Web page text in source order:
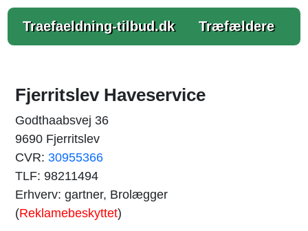
Traefaeldning-tilbud.dk Træfældere
Fjerritslev Haveservice
Godthaabsvej 36
9690 Fjerritslev
CVR: 30955366
TLF: 98211494
Erhverv: gartner, Brolægger
(Reklamebeskyttet)